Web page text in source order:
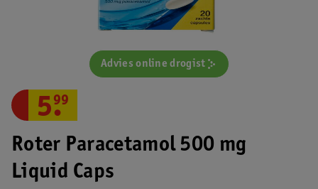
Advies online drogist
Roter Paracetamol 500 mg
Liquid Caps
5.
99